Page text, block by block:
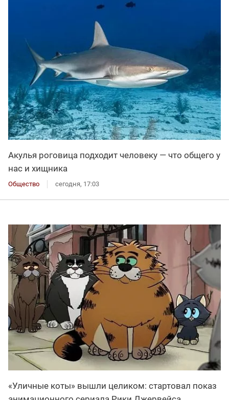
Акулья роговица подходит человеку — что общего у
нас и хищника
Общество сегодня, 17:03
«Уличные коты» вышли целиком: стартовал показ